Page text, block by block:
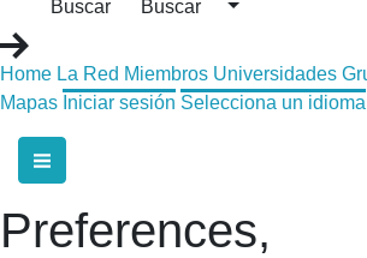
Home La Red Miembros Universidades
Mapas Iniciar sesión Selecciona un idioma
Preferences,